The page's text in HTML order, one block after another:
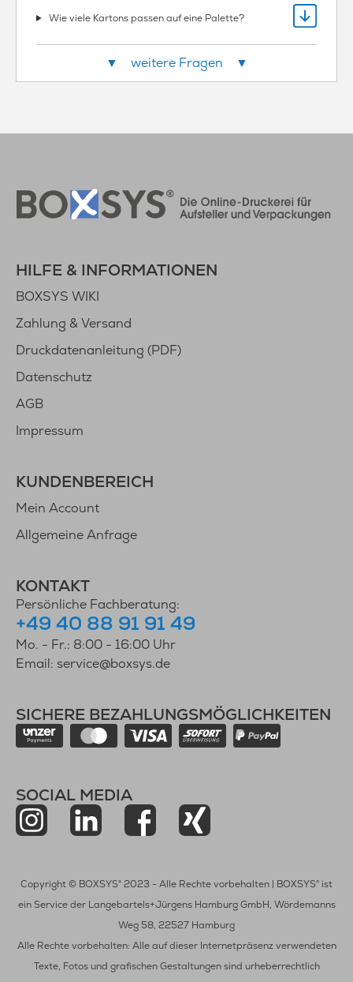
Wie viele Kartons passen auf eine Palette?
▼ weitere Fragen ▼
HILFE & INFORMATIONEN
BOXSYS WIKI
Zahlung & Versand
Druckdatenanleitung (PDF)
Datenschutz
AGB
Impressum
KUNDENBEREICH
Mein Account
Allgemeine Anfrage
KONTAKT
Persönliche Fachberatung:
+49 40 88 91 91 49
Mo. - Fr.: 8:00 - 16:00 Uhr
Email: service@boxsys.de
SICHERE BEZAHLUNGSMÖGLICHKEITEN
SOCIAL MEDIA
Copyright © BOXSYS® 2023 - Alle Rechte vorbehalten | BOXSYS® ist
ein Service der Langebartels+Jürgens Hamburg GmbH, Wördemanns
Weg 58, 22527 Hamburg
Alle Rechte vorbehalten: Alle auf dieser Internetpräsenz verwendeten
Texte, Fotos und grafischen Gestaltungen sind urheberrechtlich